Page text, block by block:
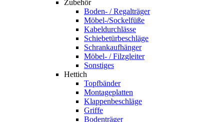
Zubehör
Boden- / Regalträger
Möbel-/Sockelfüße
Kabeldurchlässe
Schiebetürbeschläge
Schrankaufhänger
Möbel- / Filzgleiter
Sonstiges
Hettich
Topfbänder
Montageplatten
Klappenbeschläge
Griffe
Bodenträger